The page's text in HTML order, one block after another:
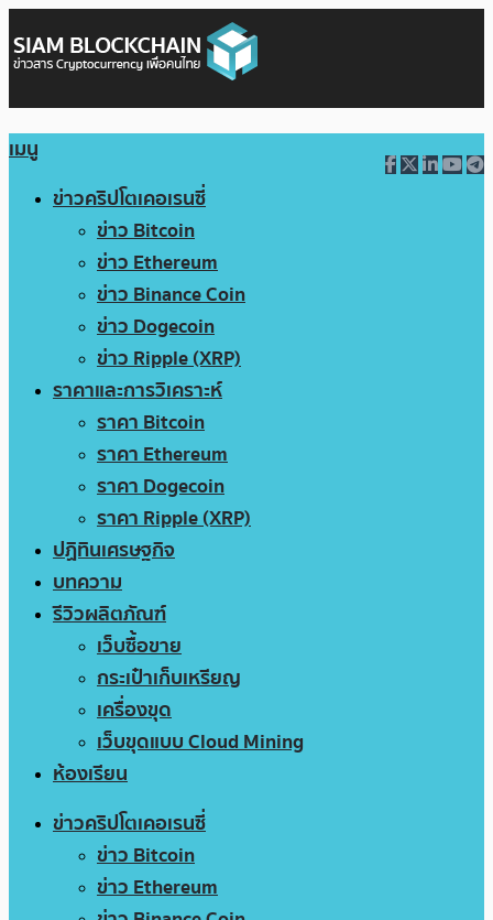
เมนู
ข่าวคริปโตเคอเรนซี่
ข่าว Bitcoin
ข่าว Ethereum
ข่าว Binance Coin
ข่าว Dogecoin
ข่าว Ripple (XRP)
ราคาและการวิเคราะห์
ราคา Bitcoin
ราคา Ethereum
ราคา Dogecoin
ราคา Ripple (XRP)
ปฏิทินเศรษฐกิจ
บทความ
รีวิวผลิตภัณฑ์
เว็บซื้อขาย
กระเป๋าเก็บเหรียญ
เครื่องขุด
เว็บขุดแบบ Cloud Mining
ห้องเรียน
ข่าวคริปโตเคอเรนซี่
ข่าว Bitcoin
ข่าว Ethereum